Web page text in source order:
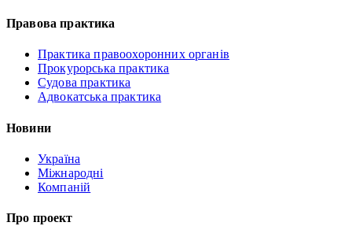
Правова практика
Практика правоохоронних органів
Прокурорська практика
Судова практика
Адвокатська практика
Новини
Україна
Міжнародні
Компаній
Про проект